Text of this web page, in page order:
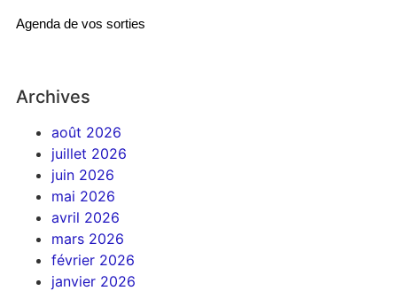
Agenda de vos sorties
Archives
août 2026
juillet 2026
juin 2026
mai 2026
avril 2026
mars 2026
février 2026
janvier 2026